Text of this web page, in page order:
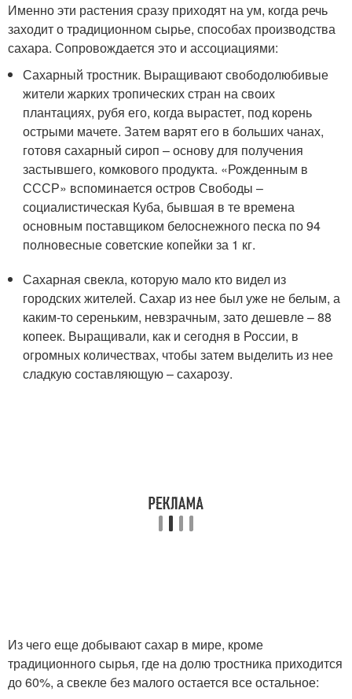
Именно эти растения сразу приходят на ум, когда речь
заходит о традиционном сырье, способах производства
сахара. Сопровождается это и ассоциациями:
Сахарный тростник. Выращивают свободолюбивые
жители жарких тропических стран на своих
плантациях, рубя его, когда вырастет, под корень
острыми мачете. Затем варят его в больших чанах,
готовя сахарный сироп – основу для получения
застывшего, комкового продукта. «Рожденным в
СССР» вспоминается остров Свободы –
социалистическая Куба, бывшая в те времена
основным поставщиком белоснежного песка по 94
полновесные советские копейки за 1 кг.
Сахарная свекла, которую мало кто видел из
городских жителей. Сахар из нее был уже не белым, а
каким-то сереньким, невзрачным, зато дешевле – 88
копеек. Выращивали, как и сегодня в России, в
огромных количествах, чтобы затем выделить из нее
сладкую составляющую – сахарозу.
Из чего еще добывают сахар в мире, кроме
традиционного сырья, где на долю тростника приходится
до 60%, а свекле без малого остается все остальное: